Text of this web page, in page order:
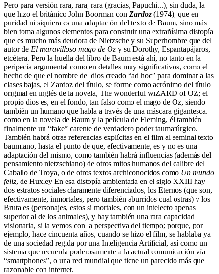
Pero para versión rara, rara, rara (gracias, Papuchi...), sin duda, la
que hizo el británico John Boorman con Zardoz (1974), que en
puridad ni siquiera es una adaptación del texto de Baum, sino más
bien toma algunos elementos para construir una extrañísima distopía
que es mucho más deudora de Nietzsche y su Superhombre que del
autor de El maravilloso mago de Oz y su Dorothy, Espantapájaros,
etcétera. Pero la huella del libro de Baum está ahí, no tanto en la
peripecia argumental como en detalles muy significativos, como el
hecho de que el nombre del dios creado “ad hoc” para dominar a las
clases bajas, el Zardoz del título, se forme como acrónimo del título
original en inglés de la novela, The wonderful wiZARD of OZ; el
propio dios es, en el fondo, tan falso como el mago de Oz, siendo
también un humano que habla a través de una máscara gigantesca,
como en la novela de Baum y la película de Fleming, él también
finalmente un “fake” carente de verdadero poder taumatúrgico.
También habrá otras referencias explícitas en el film al seminal texto
baumiano, hasta el punto de que, efectivamente, es y no es una
adaptación del mismo, como también habrá influencias (además del
pensamiento nietzschiano) de otros mitos humanos del calibre del
Caballo de Troya, o de otros textos archiconocidos como Un mundo
feliz, de Huxley En esa distopía ambientada en el siglo XXIII hay
dos estratos sociales claramente diferenciados, los Eternos (que son,
efectivamente, inmortales, pero también aburridos cual ostras) y los
Brutales (personajes, estos sí mortales, con un intelecto apenas
superior al de los animales), y hay también una rara capacidad
visionaria, si la vemos con la perspectiva del tiempo; porque, por
ejemplo, hace cincuenta años, cuando se hizo el film, se hablaba ya
de una sociedad regida por una Inteligencia Artificial, así como un
sistema que recuerda poderosamente a la actual comunicación vía
“smartphones”, o una red mundial que tiene un parecido más que
razonable con internet.